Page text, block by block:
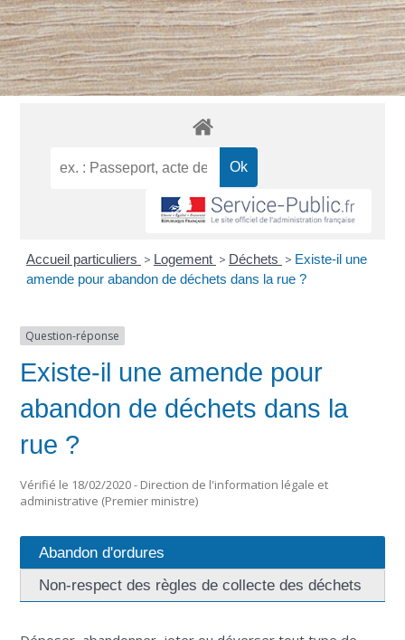
Accueil particuliers > Logement > Déchets > Existe-il une
amende pour abandon de déchets dans la rue ?
Question-réponse
Existe-il une amende pour
abandon de déchets dans la
rue ?
Vérifié le 18/02/2020 - Direction de l'information légale et
administrative (Premier ministre)
Abandon d'ordures
Non-respect des règles de collecte des déchets